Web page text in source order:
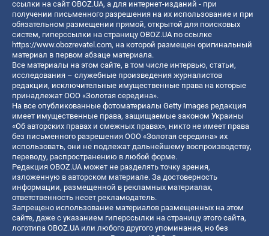
ссылки на сайт OBOZ.UA, а для интернет-изданий - при
получении письменного разрешения на их использование и при
обязательном размещении прямой, открытой для поисковых
систем, гиперссылки на страницу OBOZ.UA по ссылке
https://www.obozrevatel.com, на которой размещен оригинальный
материал в первом абзаце материала.
Все материалы на этом сайте, в том числе интервью, статьи,
исследования – служебные произведения журналистов
редакции, исключительные имущественные права на которые
принадлежат ООО «Золотая середина».
На все опубликованные фотоматериалы Getty Images редакция
имеет имущественные права, защищаемые законом Украины
«Об авторских правах и смежных правах», никто не имеет права
без письменного разрешения ООО «Золотая середина» их
использовать, они не подлежат дальнейшему воспроизводству,
переводу, распространению в любой форме.
Редакция OBOZ.UA может не разделять точку зрения,
изложенную в авторском материале. За достоверность
информации, размещенной в рекламных материалах,
ответственность несет рекламодатель.
Запрещено использование материалов размещенных на этом
сайте, даже с указанием гиперссылки на страницу этого сайта,
логотипа OBOZ.UA или любого другого упоминания, но без